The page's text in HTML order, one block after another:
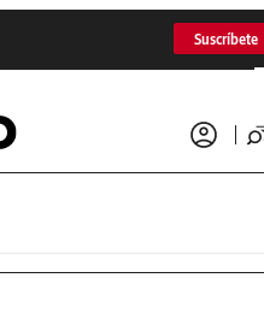
Suscríbete